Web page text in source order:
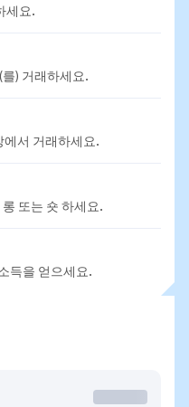
세요.
) 거래하세요.
에서 거래하세요.
또는 숏 하세요.
득을 얻으세요.